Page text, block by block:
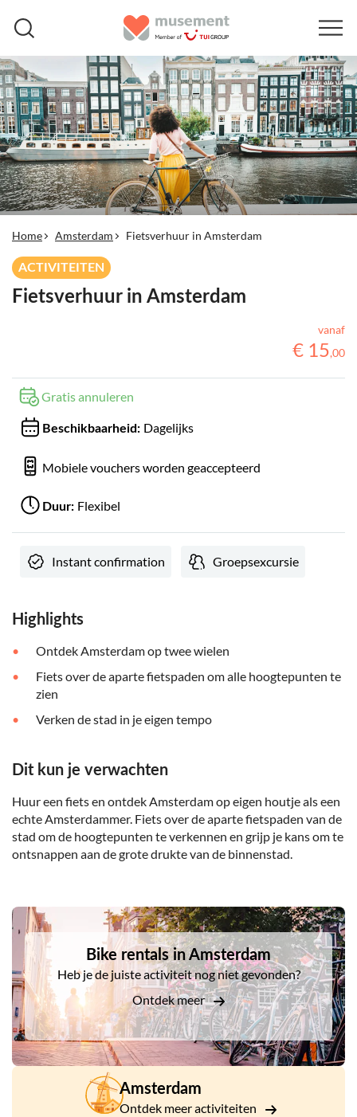
Home Amsterdam Fietsverhuur in Amsterdam
ACTIVITEITEN
Fietsverhuur in Amsterdam
vanaf
€ 15,00
Gratis annuleren
Beschikbaarheid: Dagelijks
Mobiele vouchers worden geaccepteerd
Duur: Flexibel
Instant confirmation Groepsexcursie
Highlights
Ontdek Amsterdam op twee wielen
Fiets over de aparte fietspaden om alle hoogtepunten te
zien
Verken de stad in je eigen tempo
Dit kun je verwachten
Huur een fiets en ontdek Amsterdam op eigen houtje als een
echte Amsterdammer. Fiets over de aparte fietspaden van de
stad om de hoogtepunten te verkennen en grijp je kans om te
ontsnappen aan de grote drukte van de binnenstad.
DSA1Bike rentals in Amsterdam
Bike rentals in Amsterdam
Heb je de juiste activiteit nog niet gevonden?
Ontdek meer
Amsterdam
Ontdek meer activiteiten